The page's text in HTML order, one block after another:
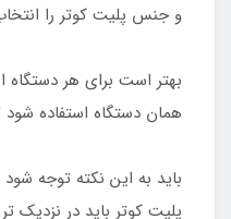
و جنس پلیت کوتر را
بهتر است برای هر دستگاه
همان دستگاه استفاده
باید به این نکته توجه
پلیت کوتر باید در نزدیک